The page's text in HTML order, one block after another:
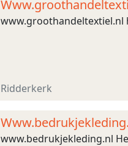
www.groothandeltextiel.nl
Ridderkerk
www.bedrukjekleding.nl